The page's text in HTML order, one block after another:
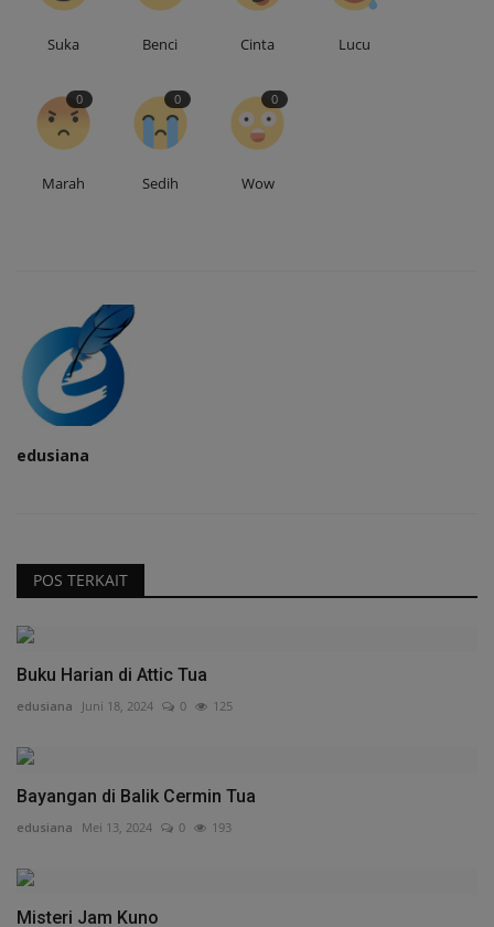
Suka Benci Cinta Lucu
0
Marah
0
Sedih
0
Wow
edusiana
POS TERKAIT
Buku Harian di Attic Tua
edusiana Juni 18, 2024 0 125
Bayangan di Balik Cermin Tua
edusiana Mei 13, 2024 0 193
Misteri Jam Kuno